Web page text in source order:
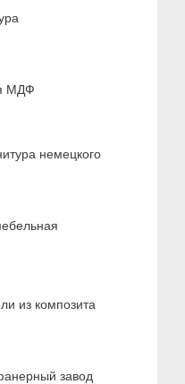
МДФ
немецкого
из композита
завод